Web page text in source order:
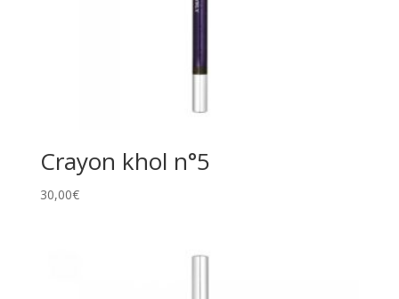
Crayon khol n°5
30,00€